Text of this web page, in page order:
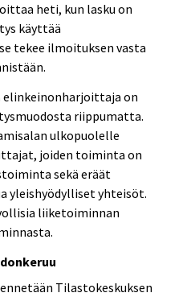
heti, kun lasku on
käyttää
tekee ilmoituksen vasta
elinkeinonharjoittaja on
riippumatta.
ulkopuolelle
joiden toiminta on
sekä eräät
yleishyödylliset yhteisöt.
liiketoiminnan
Tilastokeskuksen